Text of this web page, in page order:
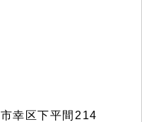
幸区下平間214